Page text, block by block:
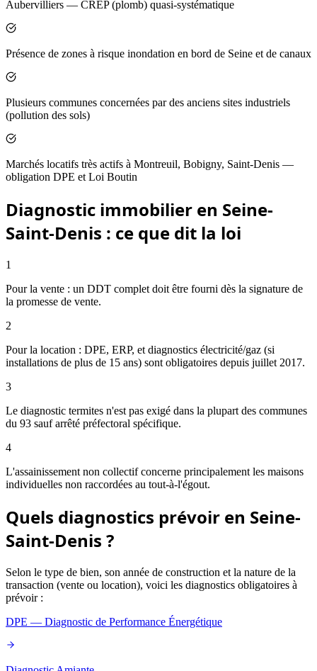
Aubervilliers — CREP (plomb) quasi-systématique
Présence de zones à risque inondation en bord de Seine et de canaux
Plusieurs communes concernées par des anciens sites industriels
(pollution des sols)
Marchés locatifs très actifs à Montreuil, Bobigny, Saint-Denis —
obligation DPE et Loi Boutin
Diagnostic immobilier en Seine-
Saint-Denis : ce que dit la loi
1
Pour la vente : un DDT complet doit être fourni dès la signature de
la promesse de vente.
2
Pour la location : DPE, ERP, et diagnostics électricité/gaz (si
installations de plus de 15 ans) sont obligatoires depuis juillet 2017.
3
Le diagnostic termites n'est pas exigé dans la plupart des communes
du 93 sauf arrêté préfectoral spécifique.
4
L'assainissement non collectif concerne principalement les maisons
individuelles non raccordées au tout-à-l'égout.
Quels diagnostics prévoir en Seine-
Saint-Denis ?
Selon le type de bien, son année de construction et la nature de la
transaction (vente ou location), voici les diagnostics obligatoires à
prévoir :
DPE — Diagnostic de Performance Énergétique